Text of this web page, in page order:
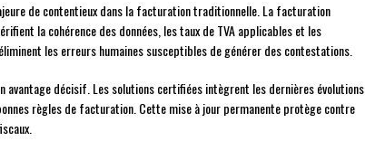
de contentieux dans la facturation traditionnelle. La facturation
la cohérence des données, les taux de TVA applicables et les
les erreurs humaines susceptibles de générer des contestations.
avantage décisif. Les solutions certifiées intègrent les dernières évolutions
règles de facturation. Cette mise à jour permanente protège contre